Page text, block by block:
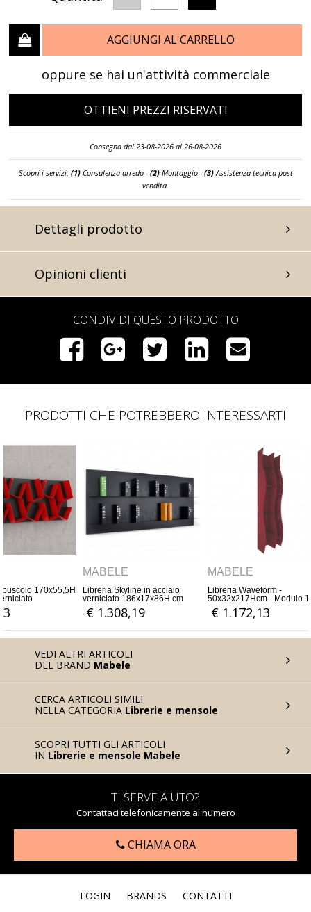
AGGIUNGI AL CARRELLO
oppure se hai un'attività commerciale
OTTIENI PREZZI RISERVATI
Consegna dal 23-08-2026 al 26-08-2026
Scopri i servizi: (1)Consulenza arredo - (2)Montaggio - (3)Assistenza tecnica post
vendita.
Dettagli prodotto
Opinioni clienti
CONDIVIDI QUESTO PRODOTTO
PRODOTTI CHE POTREBBERO INTERESSARTI
in acciaio
cm
MABELE
Libreria Waveform -
50x32x217Hcm - Modulo 1- in
acciaio verniciato
€ 1.172,13
MABELE
Libreria Krepuscolo
in acciaio verniciato
€ 868,85
VEDI ALTRI ARTICOLI
DEL BRAND Mabele
CERCA ARTICOLI SIMILI
NELLA CATEGORIA Librerie e mensole
SCOPRI TUTTI GLI ARTICOLI
IN Librerie e mensole Mabele
TI SERVE AIUTO?
Contattaci telefonicamente al numero
CHIAMA ORA
LOGIN BRANDS CONTATTI